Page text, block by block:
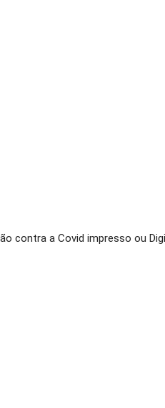
contra a Covid impresso ou